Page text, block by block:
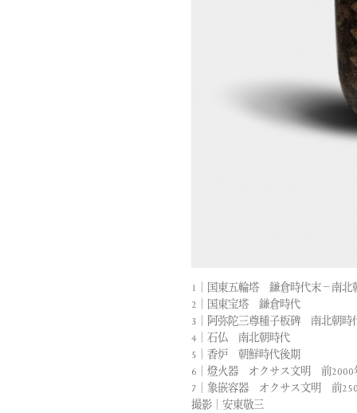
1｜国東五輪塔 鎌倉時代末−南北
2｜国東宝塔 鎌倉時代
3｜阿弥陀三尊種子板碑 南北朝時
4｜石仏 南北朝時代
5｜香炉 朝鮮時代後期
6｜燈火器 オクサス文明 前2000
7｜象嵌容器 オクサス文明 前
撮影｜安東敬三